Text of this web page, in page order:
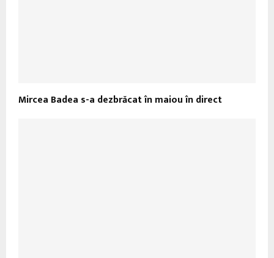
Mircea Badea s-a dezbrăcat în maiou în direct